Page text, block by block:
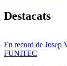
Destacats
En record de Josep
FUNITEC